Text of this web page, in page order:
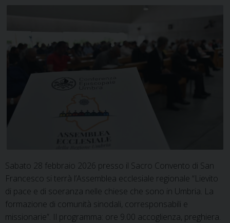
Sabato 28 febbraio 2026 presso il Sacro Convento di San
Francesco si terrà l’Assemblea ecclesiale regionale “Lievito
di pace e di soeranza nelle chiese che sono in Umbria. La
formazione di comunità sinodali, corresponsabili e
missionarie”. Il programma: ore 9.00 accoglienza, preghiera.